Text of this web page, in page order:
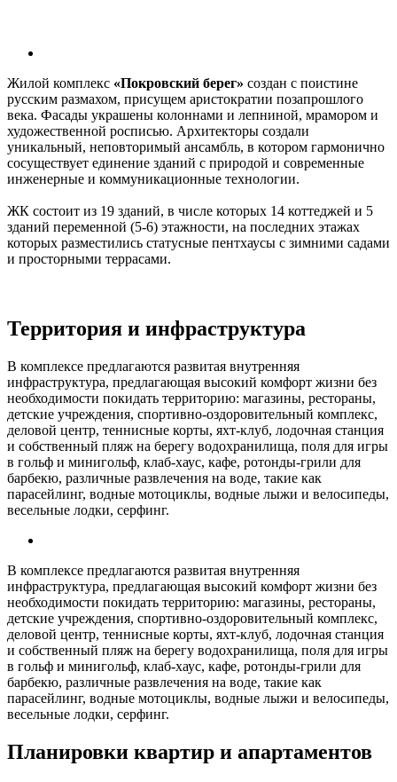
Жилой комплекс «Покровский берег» создан с поистине
русским размахом, присущем аристократии позапрошлого
века. Фасады украшены колоннами и лепниной, мрамором и
художественной росписью. Архитекторы создали
уникальный, неповторимый ансамбль, в котором гармонично
сосуществует единение зданий с природой и современные
инженерные и коммуникационные технологии.
ЖК состоит из 19 зданий, в числе которых 14 коттеджей и 5
зданий переменной (5-6) этажности, на последних этажах
которых разместились статусные пентхаусы с зимними садами
и просторными террасами.
Территория и инфраструктура
В комплексе предлагаются развитая внутренняя
инфраструктура, предлагающая высокий комфорт жизни без
необходимости покидать территорию: магазины, рестораны,
детские учреждения, спортивно-оздоровительный комплекс,
деловой центр, теннисные корты, яхт-клуб, лодочная станция
и собственный пляж на берегу водохранилища, поля для игры
в гольф и минигольф, клаб-хаус, кафе, ротонды-грили для
барбекю, различные развлечения на воде, такие как
парасейлинг, водные мотоциклы, водные лыжи и велосипеды,
весельные лодки, серфинг.
В комплексе предлагаются развитая внутренняя
инфраструктура, предлагающая высокий комфорт жизни без
необходимости покидать территорию: магазины, рестораны,
детские учреждения, спортивно-оздоровительный комплекс,
деловой центр, теннисные корты, яхт-клуб, лодочная станция
и собственный пляж на берегу водохранилища, поля для игры
в гольф и минигольф, клаб-хаус, кафе, ротонды-грили для
барбекю, различные развлечения на воде, такие как
парасейлинг, водные мотоциклы, водные лыжи и велосипеды,
весельные лодки, серфинг.
Планировки квартир и апартаментов